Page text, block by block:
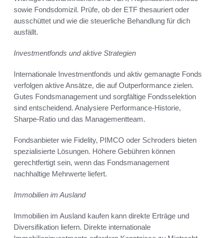
sowie Fondsdomizil. Prüfe, ob der ETF thesauriert oder
ausschüttet und wie die steuerliche Behandlung für dich
ausfällt.
Investmentfonds und aktive Strategien
Internationale Investmentfonds und aktiv gemanagte Fonds
verfolgen aktive Ansätze, die auf Outperformance zielen.
Gutes Fondsmanagement und sorgfältige Fondsselektion
sind entscheidend. Analysiere Performance-Historie,
Sharpe-Ratio und das Managementteam.
Fondsanbieter wie Fidelity, PIMCO oder Schroders bieten
spezialisierte Lösungen. Höhere Gebühren können
gerechtfertigt sein, wenn das Fondsmanagement
nachhaltige Mehrwerte liefert.
Immobilien im Ausland
Immobilien im Ausland kaufen kann direkte Erträge und
Diversifikation liefern. Direkte internationale